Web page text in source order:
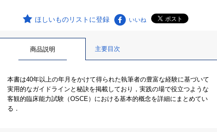
ほしいものリストに登録 いいね
商品説明 主要目次
本書は40年以上の年月をかけて得られた執筆者の豊富な経験に基づいて
実用的なガイドラインと秘訣を掲載しており，実践の場で役立つような
客観的臨床能力試験（OSCE）における基本的概念を詳細にまとめてい
る．